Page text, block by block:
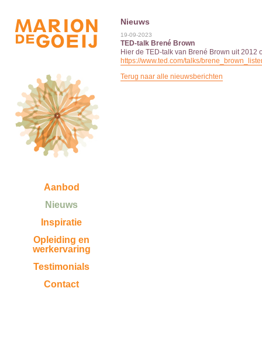
Aanbod
Nieuws
Inspiratie
Opleiding en
werkervaring
Testimonials
Contact
Nieuws
19-09-2023
TED-talk Brené Brown
Hier de TED-talk van Brené Brown uit 2012
https://www.ted.com/talks/
Terug naar alle nieuwsberichten